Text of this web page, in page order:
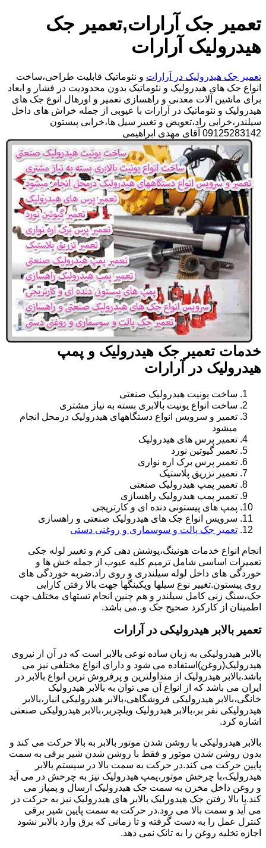
تعمیر جک آرارات,تعمیر جک
هیدرولیک آرارات
تعمیر جک هیدرولیک در آرارات و نئوماتیک قابلیت طراحی،ساخت
انواع جک های هیدرولیک و نئوماتیک بدون محدودیت در فشار و ابعاد
برای ماشین آلات معدنی و راهسازی تعمیر و اورهال انوع جک های
هیدرولیک و نئوماتیک در آرارات با عیوبی از جمله خراش های داخل
سیلندر،خرابی راد،تعویض و تغییر سیل ها،خرابی پیستون
09125283142 آقای مهدی ابراهیمی
خدمات تعمیر جک هیدرولیک و پمپ
هیدرولیک در آرارات
ساخت یونیت هیدرولیک صنعتی
ساخت انواع یونیت بالابری بسته به نیاز مشتری
تعمیر و سرویس انواع دستگاههای هیدرولیک درمحل انجام
میشود
تعمیر پرس های هیدرولیک
تعمیر گیوتین نورد
تعمیر پرس برک اره نواری
تعمیر تزریق پلاستیک
تعمیر پمپ هیدرولیک صنعتی
تعمیر پمپ هیدرولیک راهسازی
پمپ های پیستونی دنده ای و کارتریجی
سرویس انواع جک های هیدرولیک صنعتی و راهسازی
تعمیر جک پالت و سوسماری و روغنی دستی
انجام انواع خدمات هونینگ،پوشش دهی کرم و تغییر لوله جکی
تعمیرات اساسی شامل ترمیم کلیه عیوب از جمله خش ها و
خوردگی های داخل لوله سیلندری و روی راد.ضربه خوردگی های
روی پیستون.تغییر نوع سیلها وپکینگها جهت بالا رفتن کارایی
جک،سنگ زنی کامل سیلندر و هم چنین انجام تستهای مختلف جهت
اطمینان از کارکرد صحیح جک و..می باشد.
تعمیر بالابر هیدرولیکی در آرارات
بالابر هیدرولیکی به زبان ساده نوعی بالابر است که در آن از نیروی
هیدرولیک(روغن)استفاده می شود و دارای انواع مختلفی نیز می
باشد.بالابر هیدرولیک از متداولترین و پرفروش ترین انواع بالابر در
ایران می باشد که از انواع آن می توان به بالابر هیدرولیک
خانگی،بالابر هیدرولیکی فروشگاهی،بالابر هیدرولیکی انبار،بالابر
هیدرولیکی نفر بر،بالابر هیدرولیک ویلچربر،بالابر هیدرولیکی صنعتی
اشاره کرد.
بالابر هیدرولیکی با روشن شدن موتور بالابر به بالا حرکت می کند و
بدون روشن شدن موتور و فقط با روشن شدن شیر برقی به سمت
پایین حرکت می کند.در حرکت به سمت بالا در سیستم بالابر
هیدرولیک،با چرخش موتور،پمپ هیدرولیک نیز به چرخش در می آید
و روغن داخل مخزن به سمت جک هیدرولیک ارسال و پمپاز می
کند.با بالا رفتن جک هیدورلیک بالابر های هیدرولیک نیز به حرکت در
می آید و سمت بالا می رود.در حرکت به سمت پایین شیر برقی
کنترل عمل را به دست گرفته و تا زمانی که برق وارد بالابر نشود
اجازه تخلیه روغن را به تانک نمی دهد.